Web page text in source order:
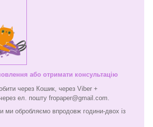
або отримати консультацію
через Кошик, через Viber +
ел. пошту fropaper@gmail.com.
ми обробляємо впродовж години-двох із